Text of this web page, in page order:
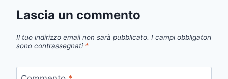
Lascia un commento
Il tuo indirizzo email non sarà pubblicato. I campi obbligatori
sono contrassegnati *